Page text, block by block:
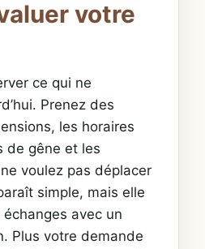
votre
ce qui ne
Prenez des
les horaires
de gêne et les
voulez pas déplacer
simple, mais elle
avec un
Plus votre demande